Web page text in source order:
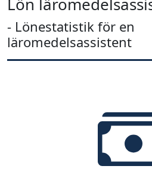
- Lönestatistik för en
läromedelsassistent